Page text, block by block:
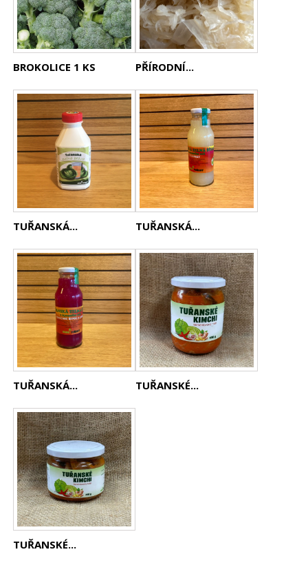
BROKOLICE 1 KS PŘÍRODNÍ...
TUŘANSKÁ... TUŘANSKÁ...
TUŘANSKÁ... TUŘANSKÉ...
TUŘANSKÉ...